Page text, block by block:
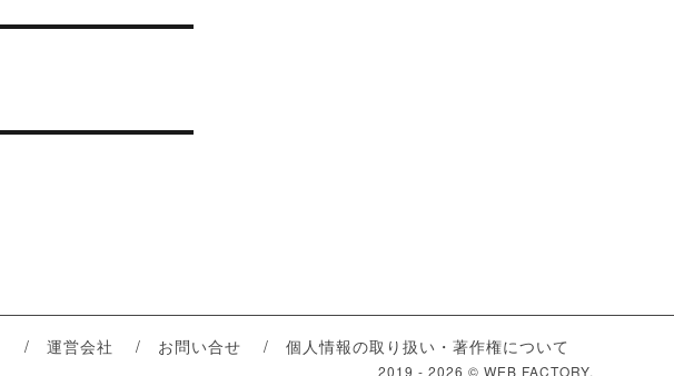
運営会社 お問い合せ 個人情報の取り扱い・著作権について
2019 - 2026 © WEB FACTORY.